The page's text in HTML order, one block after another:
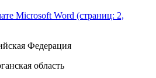
Microsoft Word (страниц: 2,
Федерация
область